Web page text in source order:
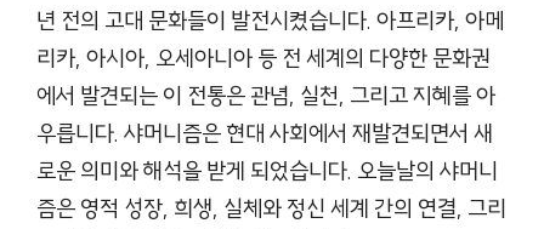
년 전의 고대 문화들이 발전시켰습니다. 아프리카, 아메
리카, 아시아, 오세아니아 등 전 세계의 다양한 문화권
에서 발견되는 이 전통은 관념, 실천, 그리고 지혜를 아
우릅니다. 샤머니즘은 현대 사회에서 재발견되면서 새
로운 의미와 해석을 받게 되었습니다. 오늘날의 샤머니
즘은 영적 성장, 희생, 실체와 정신 세계 간의 연결, 그리